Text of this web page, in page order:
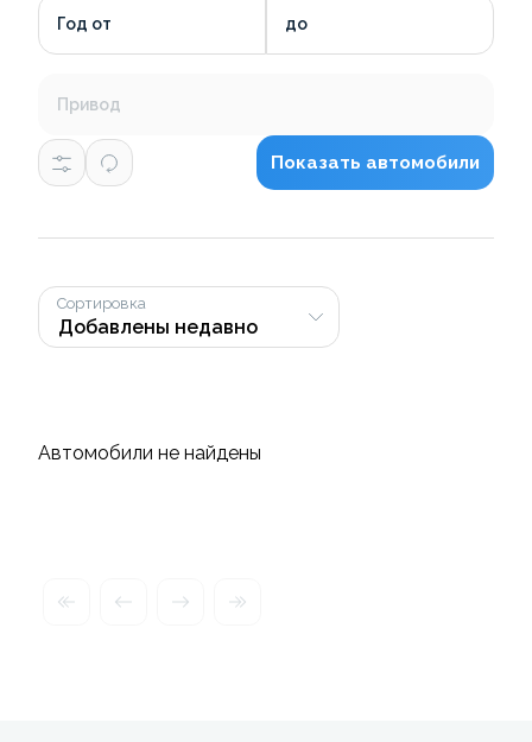
Год от до
Привод
Показать автомобили
Сортировка
Автомобили не найдены